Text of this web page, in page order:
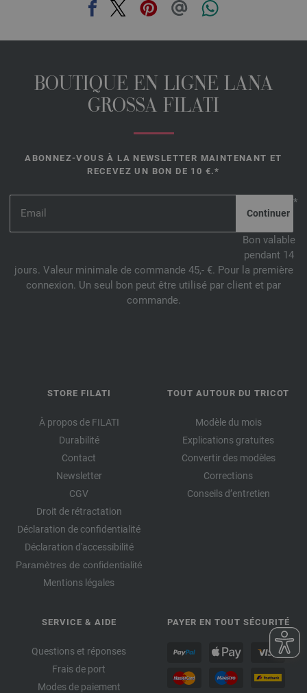
BOUTIQUE EN LIGNE LANA
GROSSA FILATI
ABONNEZ-VOUS À LA NEWSLETTER MAINTENANT ET
RECEVEZ UN BON DE 10 €.*
*
Bon valable
pendant 14
jours. Valeur minimale de commande 45,- €. Pour la première
connexion. Un seul bon peut être utilisé par client et par
commande.
STORE FILATI
À propos de FILATI
Durabilité
Contact
Newsletter
CGV
Droit de rétractation
Déclaration de confidentialité
Déclaration d'accessibilité
Paramètres de confidentialité
Mentions légales
TOUT AUTOUR DU TRICOT
Modèle du mois
Explications gratuites
Convertir des modèles
Corrections
Conseils d’entretien
SERVICE & AIDE
Questions et réponses
Frais de port
Modes de paiement
PAYER EN TOUT SÉCURITÉ